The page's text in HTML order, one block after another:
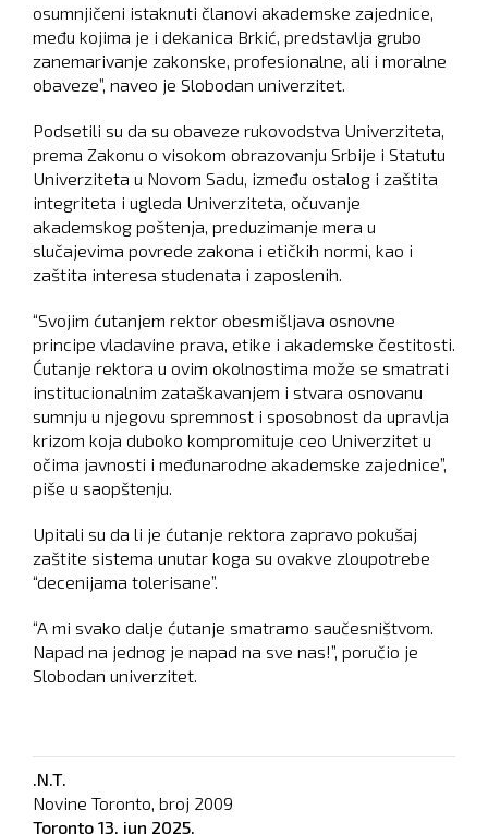
osumnjičeni istaknuti članovi akademske zajednice,
među kojima je i dekanica Brkić, predstavlja grubo
zanemarivanje zakonske, profesionalne, ali i moralne
obaveze”, naveo je Slobodan univerzitet.
Podsetili su da su obaveze rukovodstva Univerziteta,
prema Zakonu o visokom obrazovanju Srbije i Statutu
Univerziteta u Novom Sadu, između ostalog i zaštita
integriteta i ugleda Univerziteta, očuvanje
akademskog poštenja, preduzimanje mera u
slučajevima povrede zakona i etičkih normi, kao i
zaštita interesa studenata i zaposlenih.
“Svojim ćutanjem rektor obesmišljava osnovne
principe vladavine prava, etike i akademske čestitosti.
Ćutanje rektora u ovim okolnostima može se smatrati
institucionalnim zataškavanjem i stvara osnovanu
sumnju u njegovu spremnost i sposobnost da upravlja
krizom koja duboko kompromituje ceo Univerzitet u
očima javnosti i međunarodne akademske zajednice”,
piše u saopštenju.
Upitali su da li je ćutanje rektora zapravo pokušaj
zaštite sistema unutar koga su ovakve zloupotrebe
“decenijama tolerisane”.
“A mi svako dalje ćutanje smatramo saučesništvom.
Napad na jednog je napad na sve nas!”, poručio je
Slobodan univerzitet.
.N.T.
Novine Toronto, broj 2009
Toronto 13. jun 2025.